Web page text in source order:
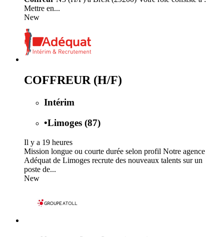
Mettre en...
New
COFFREUR (H/F)
Intérim
•Limoges (87)
Il y a 19 heures
Mission longue ou courte durée selon profil Notre agence
Adéquat de Limoges recrute des nouveaux talents sur un
poste de...
New